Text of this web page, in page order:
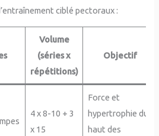
ciblé pectoraux :
Volume
(séries x
répétitions)
Objectif
4 x 8-10 + 3
x 15
Force et
hypertrophie du
haut des